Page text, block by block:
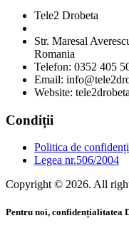
Tele2 Drobeta
Str. Maresal
Romania
Telefon: 0352 405
Email:
Website:
Condiții
Politica de
Legea nr.506/2004
Copyright © 2026. All
Pentru noi, confidențialitatea